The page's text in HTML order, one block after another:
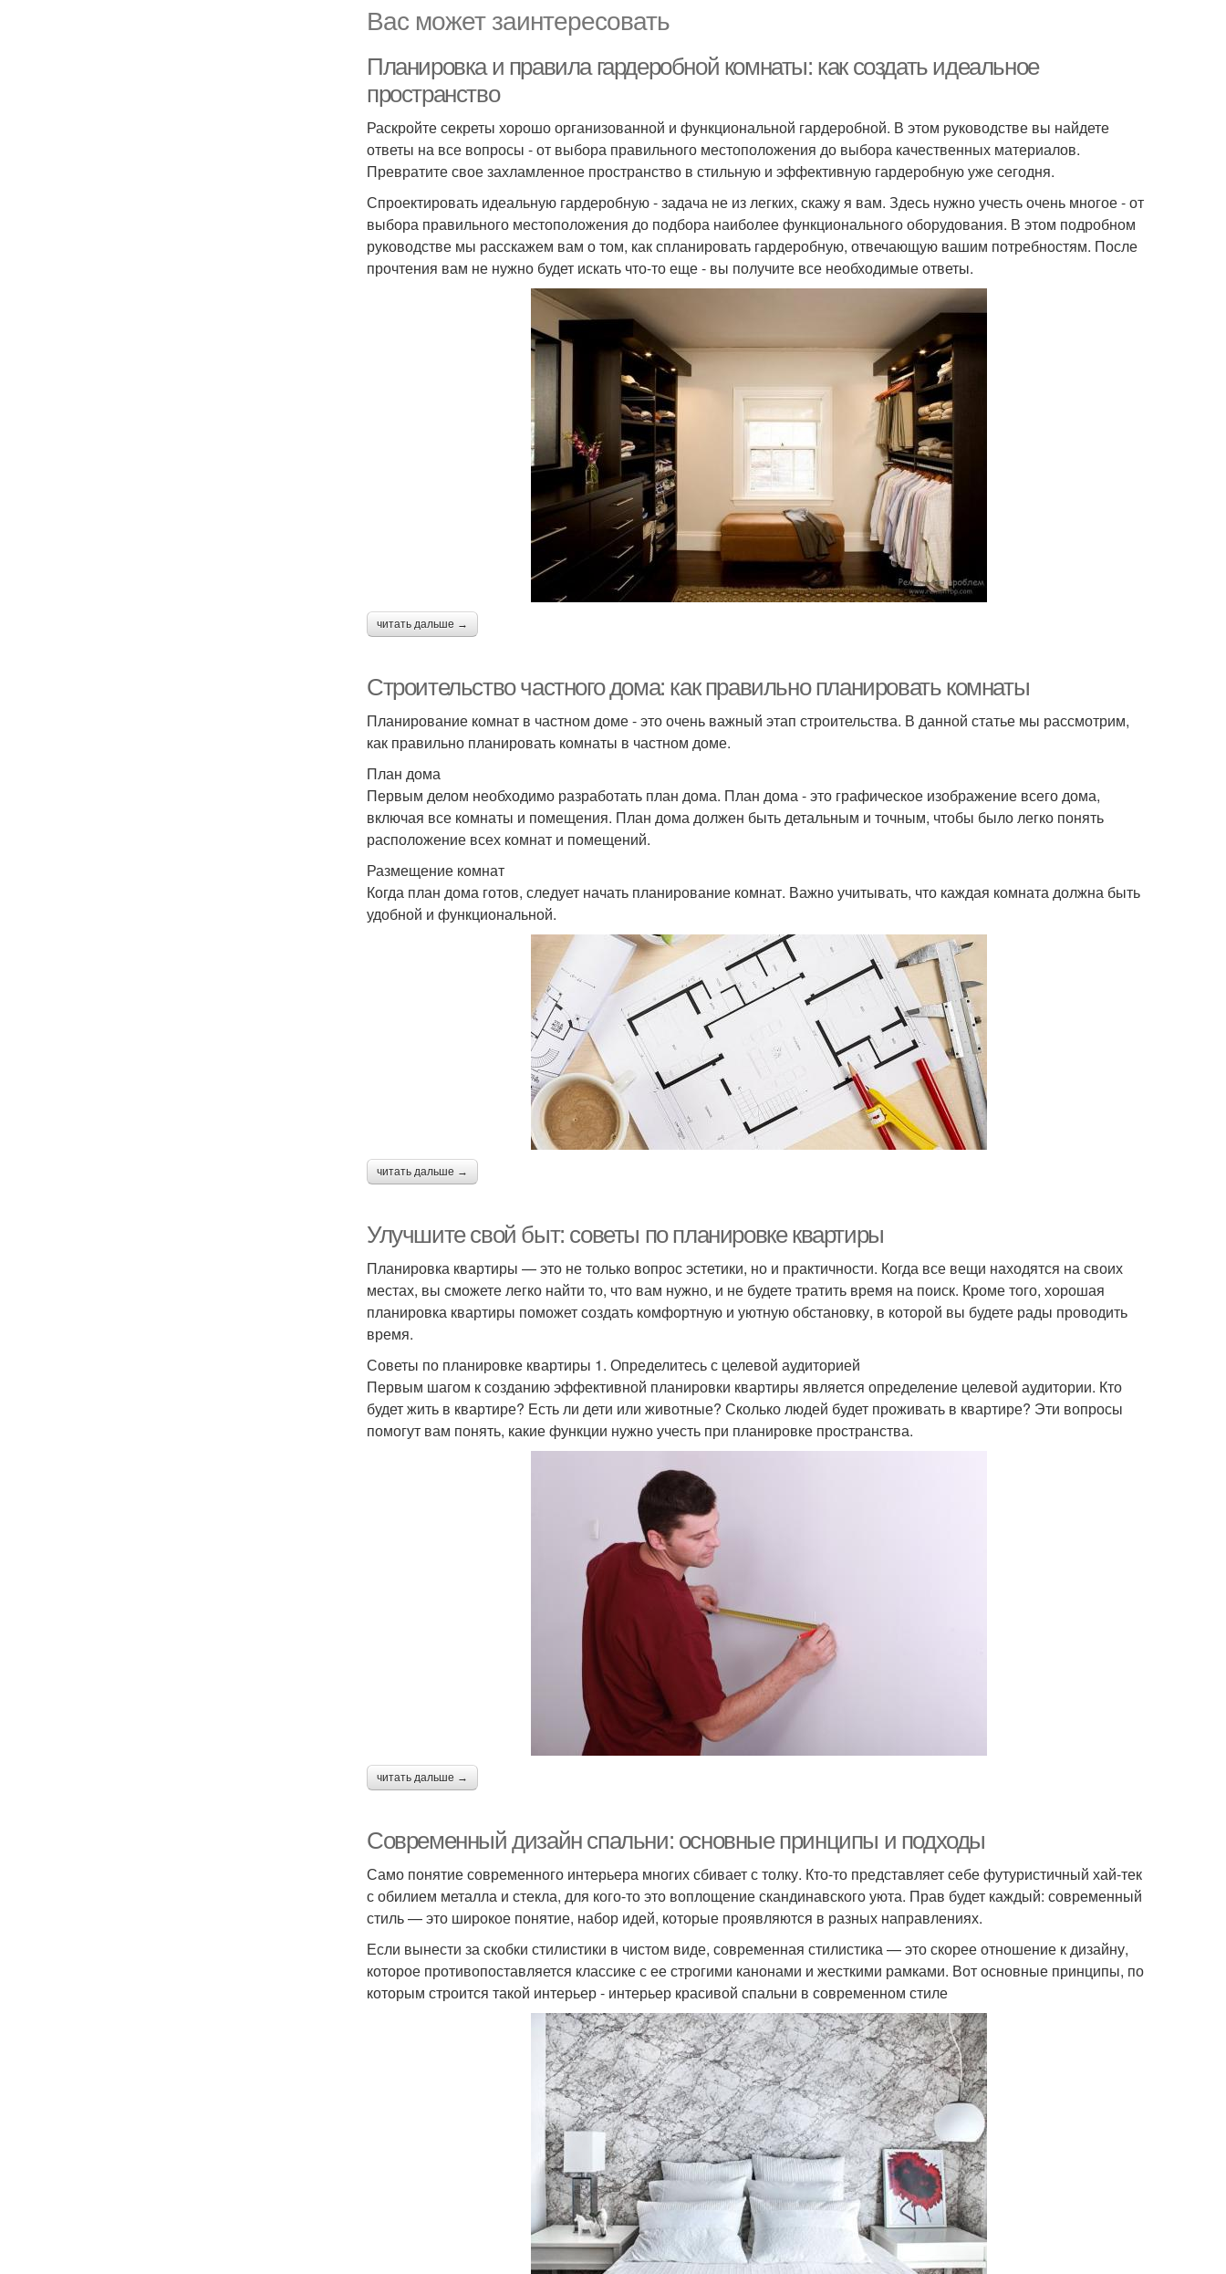
Вас может заинтересовать
Планировка и правила гардеробной комнаты: как создать идеальное
пространство
Раскройте секреты хорошо организованной и функциональной гардеробной. В этом руководстве вы найдете
ответы на все вопросы - от выбора правильного местоположения до выбора качественных материалов.
Превратите свое захламленное пространство в стильную и эффективную гардеробную уже сегодня.
Спроектировать идеальную гардеробную - задача не из легких, скажу я вам. Здесь нужно учесть очень многое - от
выбора правильного местоположения до подбора наиболее функционального оборудования. В этом подробном
руководстве мы расскажем вам о том, как спланировать гардеробную, отвечающую вашим потребностям. После
прочтения вам не нужно будет искать что-то еще - вы получите все необходимые ответы.
читать дальше →
Строительство частного дома: как правильно планировать комнаты
Планирование комнат в частном доме - это очень важный этап строительства. В данной статье мы рассмотрим,
как правильно планировать комнаты в частном доме.
План дома
Первым делом необходимо разработать план дома. План дома - это графическое изображение всего дома,
включая все комнаты и помещения. План дома должен быть детальным и точным, чтобы было легко понять
расположение всех комнат и помещений.
Размещение комнат
Когда план дома готов, следует начать планирование комнат. Важно учитывать, что каждая комната должна быть
удобной и функциональной.
читать дальше →
Улучшите свой быт: советы по планировке квартиры
Планировка квартиры — это не только вопрос эстетики, но и практичности. Когда все вещи находятся на своих
местах, вы сможете легко найти то, что вам нужно, и не будете тратить время на поиск. Кроме того, хорошая
планировка квартиры поможет создать комфортную и уютную обстановку, в которой вы будете рады проводить
время.
Советы по планировке квартиры 1. Определитесь с целевой аудиторией
Первым шагом к созданию эффективной планировки квартиры является определение целевой аудитории. Кто
будет жить в квартире? Есть ли дети или животные? Сколько людей будет проживать в квартире? Эти вопросы
помогут вам понять, какие функции нужно учесть при планировке пространства.
читать дальше →
Современный дизайн спальни: основные принципы и подходы
Само понятие современного интерьера многих сбивает с толку. Кто-то представляет себе футуристичный хай-тек
с обилием металла и стекла, для кого-то это воплощение скандинавского уюта. Прав будет каждый: современный
стиль — это широкое понятие, набор идей, которые проявляются в разных направлениях.
Если вынести за скобки стилистики в чистом виде, современная стилистика — это скорее отношение к дизайну,
которое противопоставляется классике с ее строгими канонами и жесткими рамками. Вот основные принципы, по
которым строится такой интерьер - интерьер красивой спальни в современном стиле